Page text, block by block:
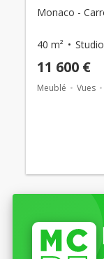
Monaco -
40 m² Studio
11 600 €
Meublé Vues